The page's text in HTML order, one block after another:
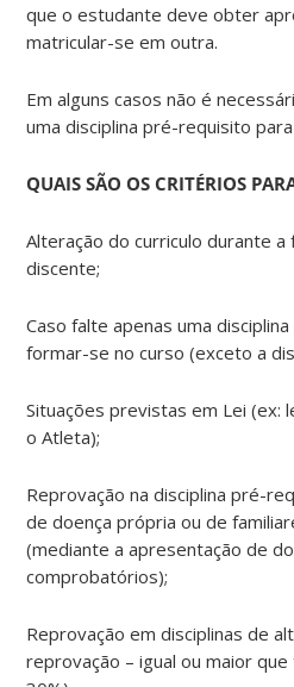
que o estudante deve obter
matricular-se em outra.
Em alguns casos não é
uma disciplina pré-requisito
QUAIS SÃO OS CRITÉRIOS
Alteração do curriculo durante a
discente;
Caso falte apenas uma
formar-se no curso (exceto a
Situações previstas em Lei (ex:
o Atleta);
Reprovação na disciplina pré-
de doença própria ou de
(mediante a apresentação de
comprobatórios);
Reprovação em disciplinas de
reprovação – igual ou maior